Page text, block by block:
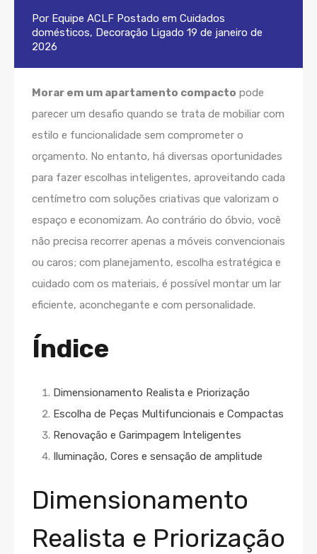
Por Equipe ACLF Postado em Cuidados
domésticos, Decoração Ligado 19 de janeiro de
2026
Morar em um apartamento compacto pode
parecer um desafio quando se trata de mobiliar com
estilo e funcionalidade sem comprometer o
orçamento. No entanto, há diversas oportunidades
para fazer escolhas inteligentes, aproveitando cada
centímetro com soluções criativas que valorizam o
espaço e economizam. Ao contrário do óbvio, você
não precisa recorrer apenas a móveis convencionais
ou caros; com planejamento, escolha estratégica e
cuidado com os materiais, é possível montar um lar
eficiente, aconchegante e com personalidade.
Índice
Dimensionamento Realista e Priorização
Escolha de Peças Multifuncionais e Compactas
Renovação e Garimpagem Inteligentes
Iluminação, Cores e sensação de amplitude
Dimensionamento
Realista e Priorização